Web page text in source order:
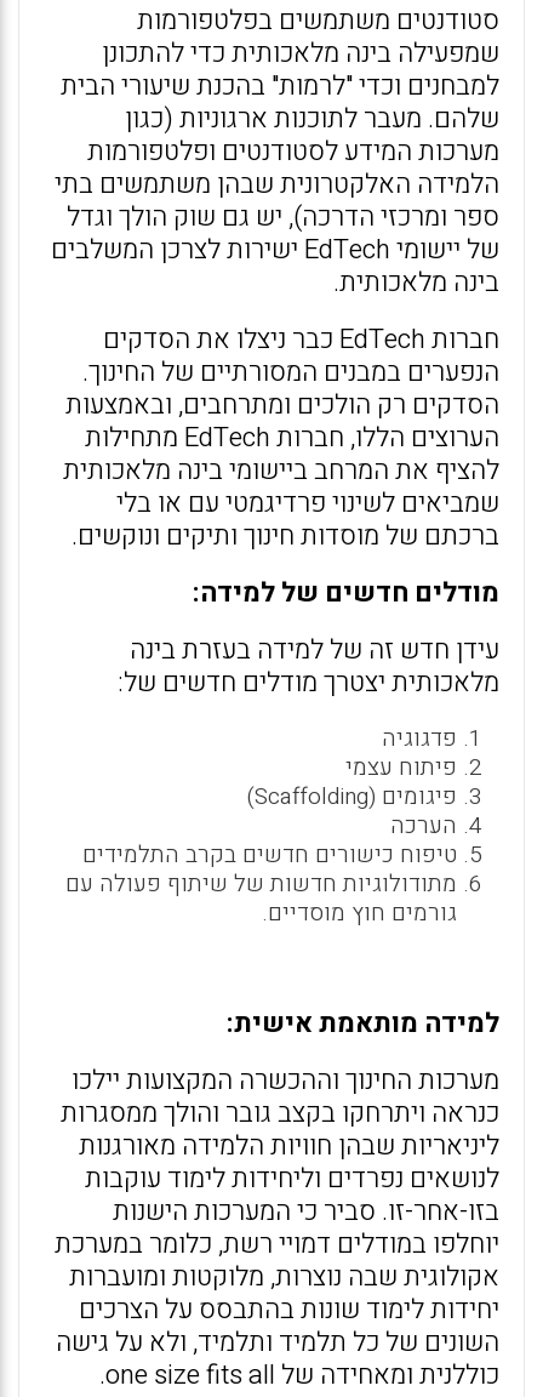
סטודנטים משתמשים בפלטפורמות
שמפעילה בינה מלאכותית כדי להתכונן
למבחנים וכדי "לרמות" בהכנת שיעורי הבית
שלהם. מעבר לתוכנות ארגוניות (כגון
מערכות המידע לסטודנטים ופלטפורמות
הלמידה האלקטרונית שבהן משתמשים בתי
ספר ומרכזי הדרכה), יש גם שוק הולך וגדל
של יישומי EdTech ישירות לצרכן המשלבים
בינה מלאכותית.
חברות EdTech כבר ניצלו את הסדקים
הנפערים במבנים המסורתיים של החינוך.
הסדקים רק הולכים ומתרחבים, ובאמצעות
הערוצים הללו, חברות EdTech מתחילות
להציף את המרחב ביישומי בינה מלאכותית
שמביאים לשינוי פרדיגמטי עם או בלי
ברכתם של מוסדות חינוך ותיקים ונוקשים.
מודלים חדשים של למידה:
עידן חדש זה של למידה בעזרת בינה
מלאכותית יצטרך מודלים חדשים של:
פדגוגיה
פיתוח עצמי
פיגומים (Scaffolding)
הערכה
טיפוח כישורים חדשים בקרב התלמידים
מתודולוגיות חדשות של שיתוף פעולה עם
גורמים חוץ מוסדיים.
למידה מותאמת אישית:
מערכות החינוך וההכשרה המקצועות יילכו
כנראה ויתרחקו בקצב גובר והולך ממסגרות
ליניאריות שבהן חוויות הלמידה מאורגנות
לנושאים נפרדים וליחידות לימוד עוקבות
בזו-אחר-זו. סביר כי המערכות הישנות
יוחלפו במודלים דמויי רשת, כלומר במערכת
אקולוגית שבה נוצרות, מלוקטות ומועברות
יחידות לימוד שונות בהתבסס על הצרכים
השונים של כל תלמיד ותלמיד, ולא על גישה
כוללנית ומאחידה של one size fits all.